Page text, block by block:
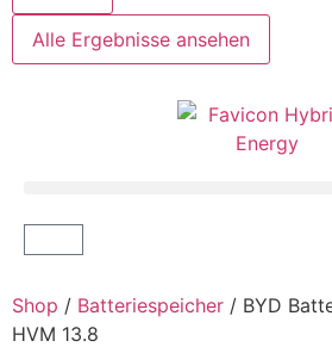
Alle Ergebnisse ansehen
Shop / Batteriespeicher / BYD
HVM 13.8